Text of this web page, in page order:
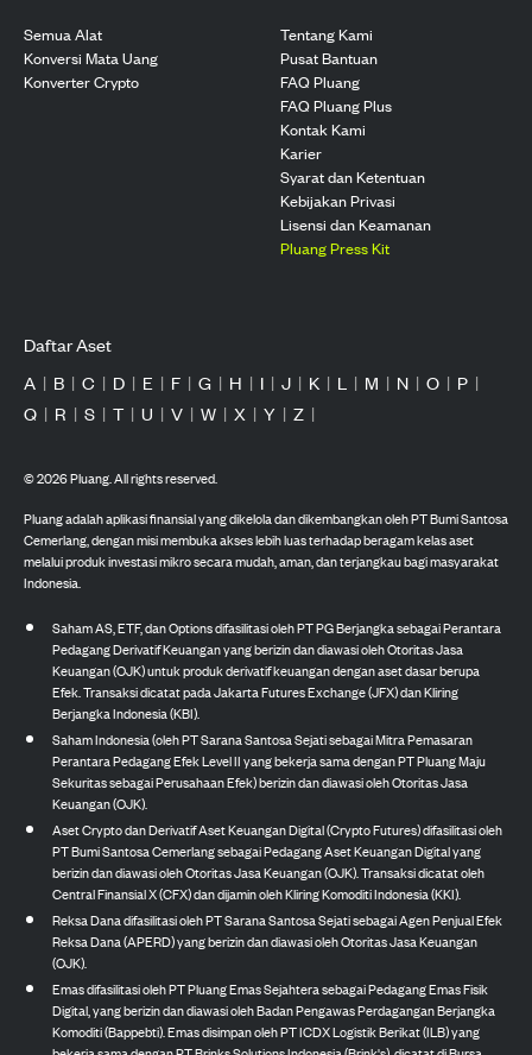
Semua Alat
Konversi Mata Uang
Konverter Crypto
Tentang Kami
Pusat Bantuan
FAQ Pluang
FAQ Pluang Plus
Kontak Kami
Karier
Syarat dan Ketentuan
Kebijakan Privasi
Lisensi dan Keamanan
Pluang Press Kit
Daftar Aset
A | B | C | D | E | F | G | H | I | J | K | L | M | N | O | P |
Q | R | S | T | U | V | W | X | Y | Z |
©2026Pluang. All rights reserved.
Pluang adalah aplikasi finansial yang dikelola dan dikembangkan oleh PT Bumi Santosa
Cemerlang, dengan misi membuka akses lebih luas terhadap beragam kelas aset
melalui produk investasi mikro secara mudah, aman, dan terjangkau bagi masyarakat
Indonesia.
Saham AS, ETF, dan Options difasilitasi oleh PT PG Berjangka sebagai Perantara
Pedagang Derivatif Keuangan yang berizin dan diawasi oleh Otoritas Jasa
Keuangan (OJK) untuk produk derivatif keuangan dengan aset dasar berupa
Efek. Transaksi dicatat pada Jakarta Futures Exchange (JFX) dan Kliring
Berjangka Indonesia (KBI).
Saham Indonesia (oleh PT Sarana Santosa Sejati sebagai Mitra Pemasaran
Perantara Pedagang Efek Level II yang bekerja sama dengan PT Pluang Maju
Sekuritas sebagai Perusahaan Efek) berizin dan diawasi oleh Otoritas Jasa
Keuangan (OJK).
Aset Crypto dan Derivatif Aset Keuangan Digital (Crypto Futures) difasilitasi oleh
PT Bumi Santosa Cemerlang sebagai Pedagang Aset Keuangan Digital yang
berizin dan diawasi oleh Otoritas Jasa Keuangan (OJK). Transaksi dicatat oleh
Central Finansial X (CFX) dan dijamin oleh Kliring Komoditi Indonesia (KKI).
Reksa Dana difasilitasi oleh PT Sarana Santosa Sejati sebagai Agen Penjual Efek
Reksa Dana (APERD) yang berizin dan diawasi oleh Otoritas Jasa Keuangan
(OJK).
Emas difasilitasi oleh PT Pluang Emas Sejahtera sebagai Pedagang Emas Fisik
Digital, yang berizin dan diawasi oleh Badan Pengawas Perdagangan Berjangka
Komoditi (Bappebti). Emas disimpan oleh PT ICDX Logistik Berikat (ILB) yang